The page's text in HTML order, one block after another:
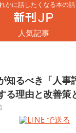
かに話したくなる本の話
人気記事
知るべき「人事
る理由と改善策